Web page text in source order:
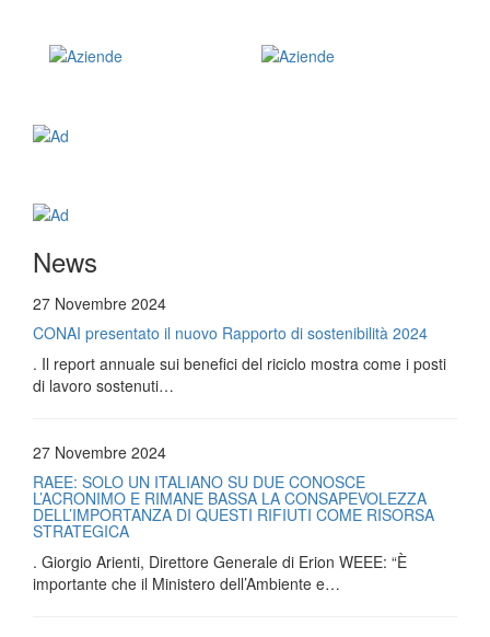
News
27 Novembre 2024
CONAI presentato il nuovo Rapporto di sostenibilità 2024
. Il report annuale sui benefici del riciclo mostra come i posti
di lavoro sostenuti…
27 Novembre 2024
RAEE: SOLO UN ITALIANO SU DUE CONOSCE
L’ACRONIMO E RIMANE BASSA LA CONSAPEVOLEZZA
DELL’IMPORTANZA DI QUESTI RIFIUTI COME RISORSA
STRATEGICA
. Giorgio Arienti, Direttore Generale di Erion WEEE: “È
importante che il Ministero dell’Ambiente e…